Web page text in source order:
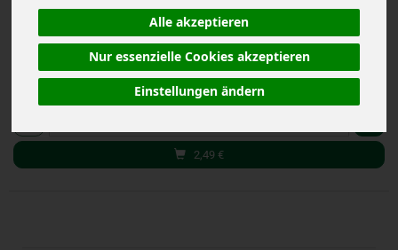
Alle akzeptieren
Nur essenzielle Cookies akzeptieren
Einstellungen ändern
2,49 € * / 175 g
(14,23 € / kg)
inkl. 7% MwSt.
175 g
2,49 €